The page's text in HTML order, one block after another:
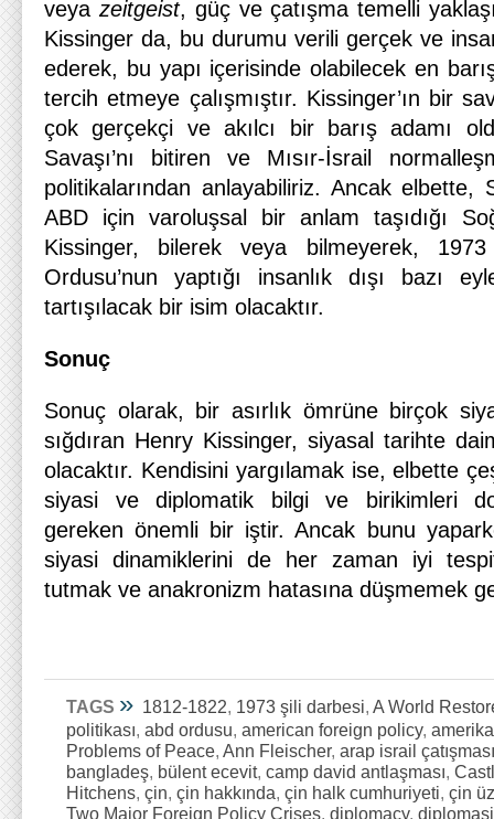
veya zeitgeist, güç ve çatışma temelli
Kissinger da, bu durumu verili gerçek ve
ederek, bu yapı içerisinde olabilecek en
tercih etmeye çalışmıştır. Kissinger’ın bir
çok gerçekçi ve akılcı bir barış adamı
Savaşı’nı bitiren ve Mısır-İsrail
politikalarından anlayabiliriz. Ancak elbette,
ABD için varoluşsal bir anlam taşıdığı
Kissinger, bilerek veya bilmeyerek,
Ordusu’nun yaptığı insanlık dışı bazı
tartışılacak bir isim olacaktır.
Sonuç
Sonuç olarak, bir asırlık ömrüne birçok
sığdıran Henry Kissinger, siyasal tarihte
olacaktır. Kendisini yargılamak ise, elbette
siyasi ve diplomatik bilgi ve birikimleri
gereken önemli bir iştir. Ancak bunu
siyasi dinamiklerini de her zaman iyi
tutmak ve anakronizm hatasına düşmemek
TAGS » 1812-1822, 1973 şili darbesi, A World
politikası, abd ordusu, american foreign policy,
Problems of Peace, Ann Fleischer, arap israil çatışması
bangladeş, bülent ecevit, camp david antlaşması,
Hitchens, çin, çin hakkında, çin halk cumhuriyeti, çin
Two Major Foreign Policy Crises, diplomacy, diplomasi